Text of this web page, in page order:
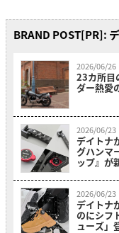
BRAND POST[PR]:
2026/06/26
23カ所目
ダー熱愛
2026/06/23
デイトナ
グハンマ
ップ』が
2026/06/23
デイトナ
のにシフ
ューズ」